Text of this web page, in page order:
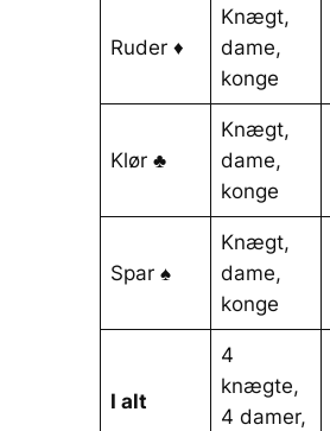
Ruder ♦
Knægt,
dame,
konge
Klør ♣
Knægt,
dame,
konge
Spar ♠
Knægt,
dame,
konge
I alt
4
knægte,
4 damer,